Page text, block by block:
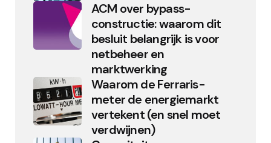
ACM over bypass-
constructie: waarom dit
besluit belangrijk is voor
netbeheer en
marktwerking
Waarom de Ferraris-
meter de energiemarkt
vertekent (en snel moet
verdwijnen)